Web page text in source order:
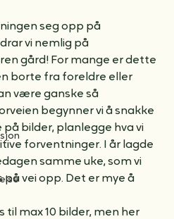
Bjørnene til
seg opp på
vi nemlig på
gård! For mange er dette
borte fra foreldre eller
være ganske så
begynner vi å snakke
på bilder, planlegge hva vi
forventninger. I år lagde
samme uke, som vi